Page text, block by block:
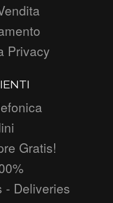
Privacy
Gratis!
- Deliveries